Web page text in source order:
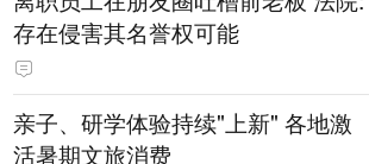
存在侵害其名誉权可能
亲子、研学体验持续"上新" 各地激
活暑期文旅消费